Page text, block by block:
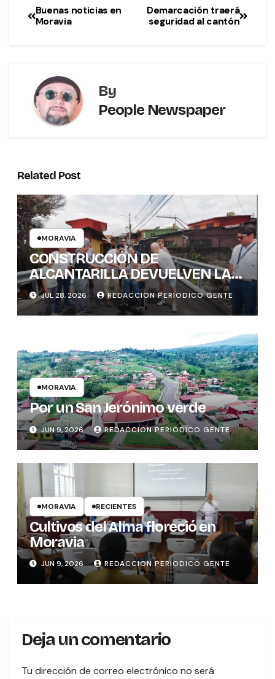
Demarcación traerá
seguridad al cantón
Buenas noticias en
Moravia
By
People Newspaper
Related Post
MORAVIA
CONSTRUCCIÓN DE
ALCANTARILLA DEVUELVEN LA
SEGURIDAD VIAL A BARRIO EL
CARMEN
JUL 28, 2026 REDACCION PERIODICO GENTE
MORAVIA
Por un San Jerónimo verde
JUN 9, 2026 REDACCION PERIODICO GENTE
MORAVIA RECIENTES
Cultivos del Alma floreció en
Moravia
JUN 9, 2026 REDACCION PERIODICO GENTE
Deja un comentario
Tu dirección de correo electrónico no será